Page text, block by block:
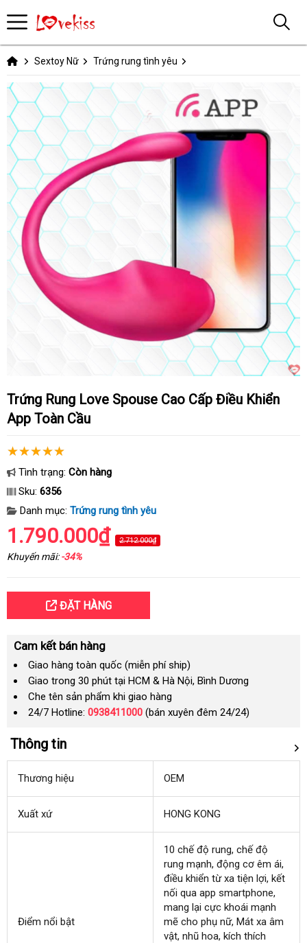
Sextoy Nữ Trứng rung tình yêu
Trứng Rung Love Spouse Cao Cấp Điều Khiển
App Toàn Cầu
Tình trạng: Còn hàng
Sku: 6356
Danh mục: Trứng rung tình yêu
1.790.000₫ 2.712.000₫
Khuyến mãi:-34%
ĐẶT HÀNG
Cam kết bán hàng
Giao hàng toàn quốc (miễn phí ship)
Giao trong 30 phút tại HCM & Hà Nội, Bình Dương
Che tên sản phẩm khi giao hàng
24/7 Hotline: 0938411000 (bán xuyên đêm 24/24)
Thông tin
Thương hiệu OEM
Xuất xứ HONG KONG
Điểm nổi bật
10 chế độ rungtại
nhà
, chế độ
rung mạnhxuất
khẩu
, động cơ êm áiđịa
chỉ
,
điều khiển từ xa tiện lợilắp
đặt
, kết
nối qua app smartphoneMỹ
,
mang lại cực khoái mạnh
mẽ cho phụ nữmới
nhất
, Mát xa âm
vậtđổi
, nhũ hoakhuyến
, kích thích